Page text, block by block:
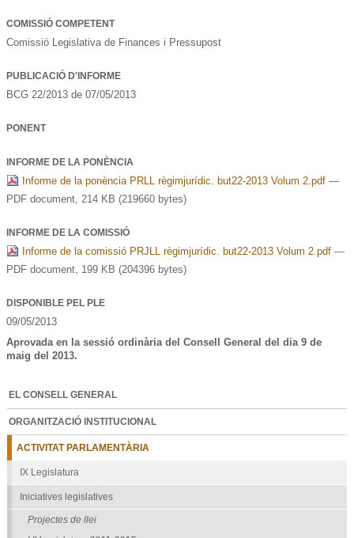
COMISSIÓ COMPETENT
Comissió Legislativa de Finances i Pressupost
PUBLICACIÓ D'INFORME
BCG 22/2013 de 07/05/2013
PONENT
INFORME DE LA PONÈNCIA
Informe de la ponència PRLL règimjurídic. but22-2013 Volum 2.pdf—
PDF document, 214 KB (219660 bytes)
INFORME DE LA COMISSIÓ
Informe de la comissió PRJLL règimjurídic. but22-2013 Volum 2.pdf—
PDF document, 199 KB (204396 bytes)
DISPONIBLE PEL PLE
09/05/2013
Aprovada en la sessió ordinària del Consell General del dia 9 de
maig del 2013.
EL CONSELL GENERAL
ORGANITZACIÓ INSTITUCIONAL
ACTIVITAT PARLAMENTÀRIA
IX Legislatura
Iniciatives legislatives
Projectes de llei